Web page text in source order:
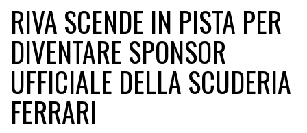
RIVA SCENDE IN PISTA PER
DIVENTARE SPONSOR
UFFICIALE DELLA SCUDERIA
FERRARI